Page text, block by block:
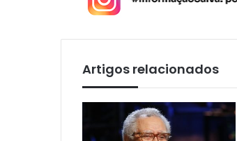
Artigos relacionados